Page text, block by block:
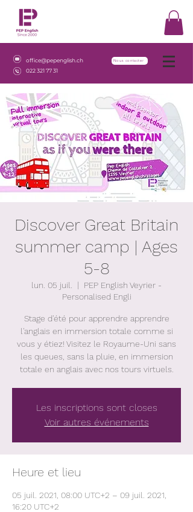
office@pepenglish.ch
022 321 77 31
Nous contacter
Discover Great Britain
summer camp | Ages
5-8
lun. 05 juil.
  |
PEP English Veyrier -
Personalised Engli
Stage d'été pour apprendre apprendre
l'anglais en immersion totale comme si
vous y étiez! Visitez le Royaume-Uni sans
les queues, sans la pluie, en immersion
totale en anglais avec nos tours virtuels.
Les inscriptions sont closes
Voir autres événements
Heure et lieu
05 juil. 2021, 08:00 UTC+2 – 09 juil. 2021,
16:20 UTC+2